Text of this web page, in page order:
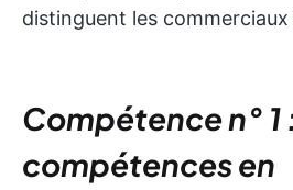
distinguent les
Compétence n° 1
compétences en